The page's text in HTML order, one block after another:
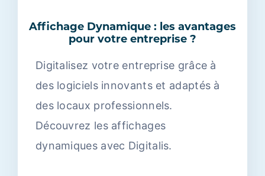
Affichage Dynamique : les avantages
pour votre entreprise ?
Digitalisez votre entreprise grâce à
des logiciels innovants et adaptés à
des locaux professionnels.
Découvrez les affichages
dynamiques avec Digitalis.